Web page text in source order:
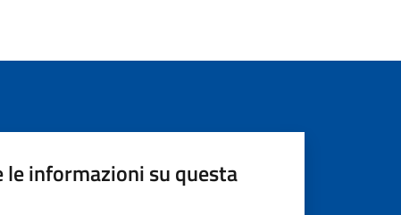
le informazioni su questa